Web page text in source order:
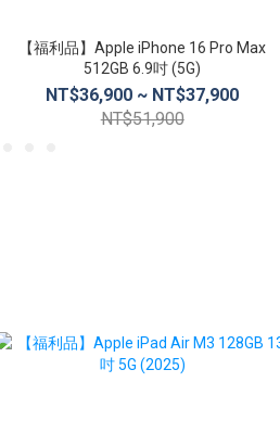
【福利品】Apple iPhone 16 Pro Max
512GB 6.9吋 (5G)
NT$36,900 ~ NT$37,900
NT$51,900